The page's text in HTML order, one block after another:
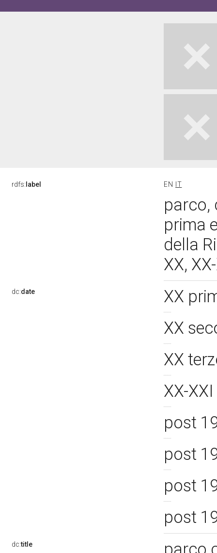
rdfs: label EN IT
parco,
prima
della
XX,
dc:date
XX
XX
XX
XX-
post
post
post
post
dc:title parco